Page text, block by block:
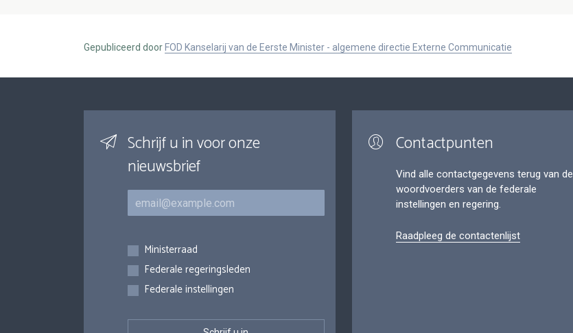
Gepubliceerd door FOD Kanselarij van de Eerste Minister - algemene directie Externe Communicatie
Schrijf u in voor onze
nieuwsbrief
E-mail
Inschrijvingen
Ministerraad
Federale regeringsleden
Federale instellingen
Contactpunten
Vind alle contactgegevens terug van de
woordvoerders van de federale
instellingen en regering.
Raadpleeg de contactenlijst